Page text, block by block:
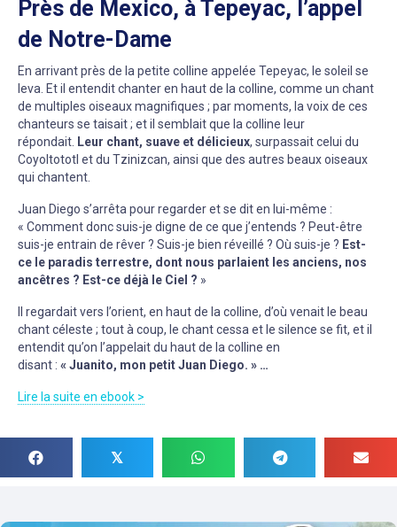
Près de Mexico, à Tepeyac, l’appel
de Notre-Dame
En arrivant près de la petite colline appelée Tepeyac, le soleil se
leva. Et il entendit chanter en haut de la colline, comme un chant
de multiples oiseaux magnifiques ; par moments, la voix de ces
chanteurs se taisait ; et il semblait que la colline leur
répondait. Leur chant, suave et délicieux, surpassait celui du
Coyoltototl et du Tzinizcan, ainsi que des autres beaux oiseaux
qui chantent.
Juan Diego s’arrêta pour regarder et se dit en lui-même :
« Comment donc suis-je digne de ce que j’entends ? Peut-être
suis-je entrain de rêver ? Suis-je bien réveillé ? Où suis-je ? Est-
ce le paradis terrestre, dont nous parlaient les anciens, nos
ancêtres ? Est-ce déjà le Ciel ? »
Il regardait vers l’orient, en haut de la colline, d’où venait le beau
chant céleste ; tout à coup, le chant cessa et le silence se fit, et il
entendit qu’on l’appelait du haut de la colline en
disant : « Juanito, mon petit Juan Diego. » …
Lire la suite en ebook >
𝕏